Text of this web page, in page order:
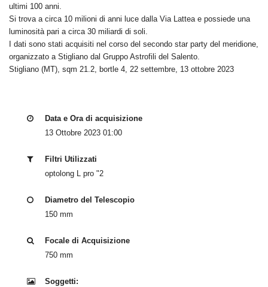
ultimi 100 anni.
Si trova a circa 10 milioni di anni luce dalla Via Lattea e possiede una
luminosità pari a circa 30 miliardi di soli.
I dati sono stati acquisiti nel corso del secondo star party del meridione,
organizzato a Stigliano dal Gruppo Astrofili del Salento.
Stigliano (MT), sqm 21.2, bortle 4, 22 settembre, 13 ottobre 2023
Data e Ora di acquisizione
13 Ottobre 2023 01:00
Filtri Utilizzati
optolong L pro "2
Diametro del Telescopio
150 mm
Focale di Acquisizione
750 mm
Soggetti: